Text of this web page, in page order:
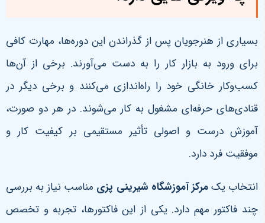
بسیاری از هنرجویان پس از گذراندن این دوره‌ها، مهارت کافی
برای ورود به بازار کار را به دست می‌آورند. برخی از آن‌ها
کسب‌وکار خانگی خود را راه‌اندازی می‌کنند و برخی دیگر در
قنادی‌های حرفه‌ای مشغول به کار می‌شوند. در هر دو صورت،
آموزش درست و اصولی تأثیر مستقیمی بر کیفیت کار و
موفقیت فرد دارد.
انتخاب یکمرکز آموزشگاه شیرینی پزی مناسب نیاز به بررسی
چند فاکتور مهم دارد. یکی از این فاکتورها، تجربه و تخصص